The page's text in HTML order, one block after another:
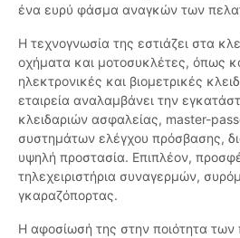
ένα ευρύ φάσμα αναγκών των
Η τεχνογνωσία της εστιάζει στα
οχήματα και μοτοσυκλέτες, όπως
ηλεκτρονικές και βιομετρικές
εταιρεία αναλαμβάνει την
κλειδαριών ασφαλείας, master-
συστημάτων ελέγχου πρόσβασης,
υψηλή προστασία. Επιπλέον,
τηλεχειριστήρια συναγερμών,
γκαραζόπορτας.
Η αφοσίωσή της στην ποιότητα